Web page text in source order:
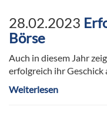
28.02.2023
Börse
Auch in diesem Jahr
erfolgreich ihr Geschick
Weiterlesen